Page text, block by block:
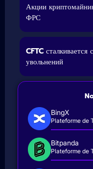
Акции
ФРС
CFTC
увольнений
BingX
Plateforme de
Bitpanda
Plateforme de